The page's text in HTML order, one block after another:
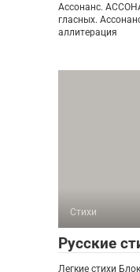
Ассонанс.
гласных.
аллитерация
Стихи
Русские
Легкие стихи